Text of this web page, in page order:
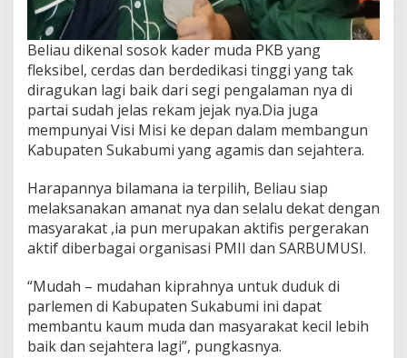
Beliau dikenal sosok kader muda PKB yang
fleksibel, cerdas dan berdedikasi tinggi yang tak
diragukan lagi baik dari segi pengalaman nya di
partai sudah jelas rekam jejak nya.Dia juga
mempunyai Visi Misi ke depan dalam membangun
Kabupaten Sukabumi yang agamis dan sejahtera.
Harapannya bilamana ia terpilih, Beliau siap
melaksanakan amanat nya dan selalu dekat dengan
masyarakat ,ia pun merupakan aktifis pergerakan
aktif diberbagai organisasi PMII dan SARBUMUSI.
“Mudah – mudahan kiprahnya untuk duduk di
parlemen di Kabupaten Sukabumi ini dapat
membantu kaum muda dan masyarakat kecil lebih
baik dan sejahtera lagi”, pungkasnya.